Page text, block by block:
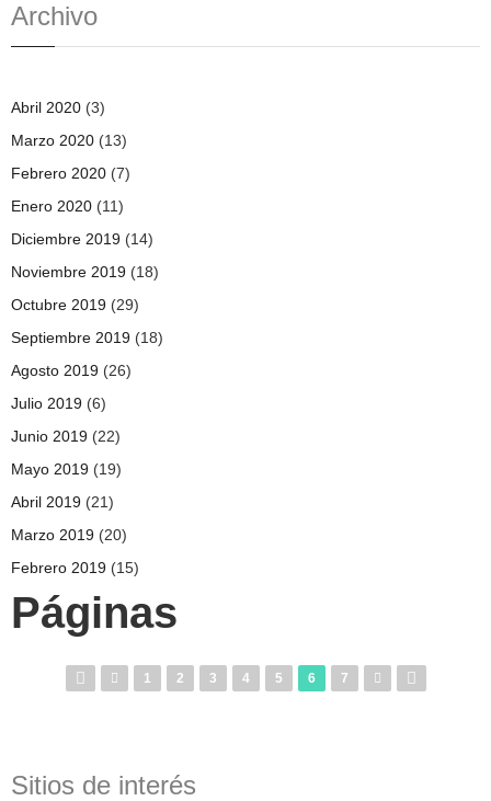
Archivo
Abril 2020 (3)
Marzo 2020 (13)
Febrero 2020 (7)
Enero 2020 (11)
Diciembre 2019 (14)
Noviembre 2019 (18)
Octubre 2019 (29)
Septiembre 2019 (18)
Agosto 2019 (26)
Julio 2019 (6)
Junio 2019 (22)
Mayo 2019 (19)
Abril 2019 (21)
Marzo 2019 (20)
Febrero 2019 (15)
Páginas
1 2 3 4 5 6 7
Sitios de interés